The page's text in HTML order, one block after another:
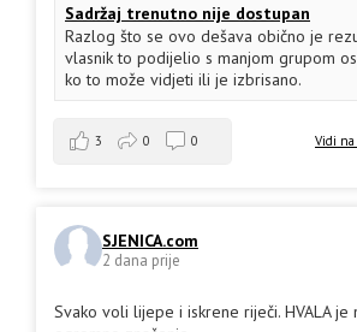
Sadržaj trenutno nije dostupan
Razlog što se ovo dešava obično je
vlasnik to podijelio s manjom grupom
ko to može vidjeti ili je izbrisano.
Vidi na
3 0 0
SJENICA.com
2 dana prije
Svako voli lijepe i iskrene riječi. HVALA je